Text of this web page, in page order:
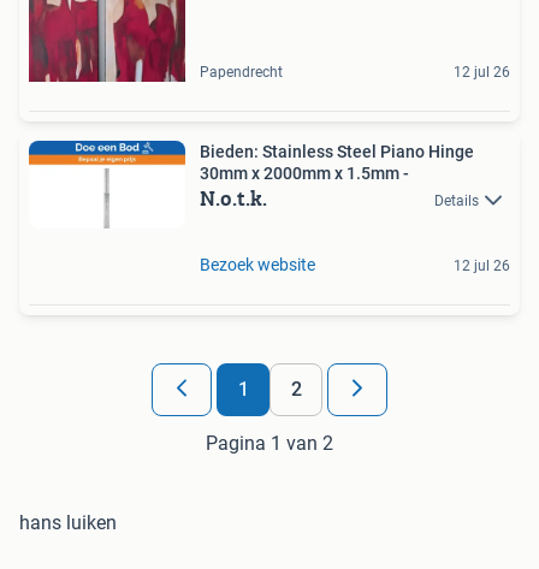
Papendrecht 12 jul 26
Bieden: Stainless Steel Piano Hinge
30mm x 2000mm x 1.5mm -
N.o.t.k. Details
Bezoek website 12 jul 26
1 2
Pagina 1 van 2
hans luiken